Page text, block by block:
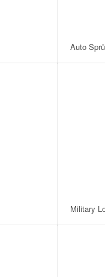
Auto
Military